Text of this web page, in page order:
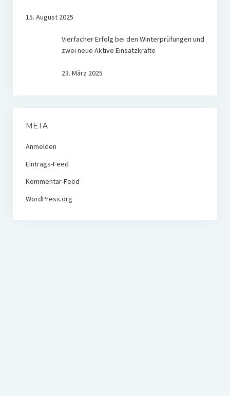
15. August 2025
Vierfacher Erfolg bei den Winterprüfungen und
zwei neue Aktive Einsatzkräfte
23. März 2025
META
Anmelden
Eintrags-Feed
Kommentar-Feed
WordPress.org